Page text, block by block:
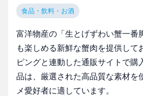
食品・飲料・お酒
富洋物産の「生とげずわい蟹一番
も楽しめる新鮮な蟹肉を提供して
ピングと連動した通販サイトで購
品は、厳選された高品質な素材を
メ愛好者に適しています。